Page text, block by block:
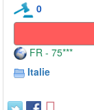
0
FR - 75***
Italie